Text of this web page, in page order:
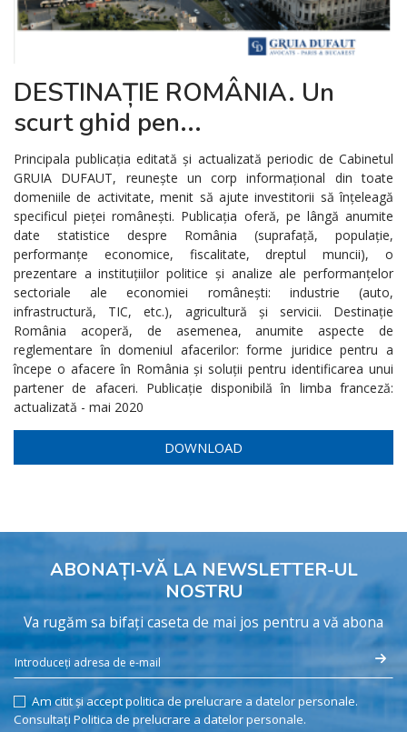
DESTINAȚIE ROMÂNIA. Un
scurt ghid pen...
Principala publicația editată și actualizată periodic de Cabinetul
GRUIA DUFAUT, reunește un corp informațional din toate
domeniile de activitate, menit să ajute investitorii să înțeleagă
specificul pieței românești. Publicația oferă, pe lângă anumite
date statistice despre România (suprafață, populație,
performanțe economice, fiscalitate, dreptul muncii), o
prezentare a instituțiilor politice și analize ale performanțelor
sectoriale ale economiei românești: industrie (auto,
infrastructură, TIC, etc.), agricultură și servicii. Destinație
România acoperă, de asemenea, anumite aspecte de
reglementare în domeniul afacerilor: forme juridice pentru a
începe o afacere în România și soluții pentru identificarea unui
partener de afaceri. Publicație disponibilă în limba franceză:
actualizată - mai 2020
DOWNLOAD
ABONAȚI-VĂ LA NEWSLETTER-UL
NOSTRU
Va rugăm sa bifați caseta de mai jos pentru a vă abona
Am citit și accept politica de prelucrare a datelor personale.
Consultați Politica de prelucrare a datelor personale.